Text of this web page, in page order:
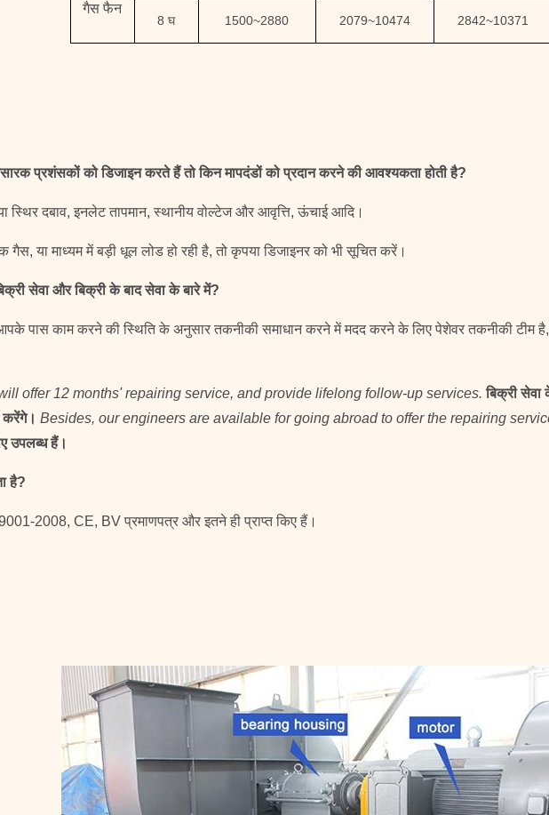
गैस फैन
8 घ 1500~2880 2079~10474 2842~10371
प्रशंसकों को डिजाइन करते हैं तो किन मापदंडों को प्रदान करने की आवश्यकता होती है?
स्थिर दबाव, इनलेट तापमान, स्थानीय वोल्टेज और आवृत्ति, ऊंचाई आदि।
या माध्यम में बड़ी धूल लोड हो रही है, तो कृपया डिजाइनर को भी सूचित करें।
सेवा और बिक्री के बाद सेवा के बारे में?
पास काम करने की स्थिति के अनुसार तकनीकी समाधान करने में मदद करने के लिए पेशेवर तकनीकी टीम
offer 12 months' repairing service, and provide lifelong follow-up services. बिक्री
करेंगे। Besides, our engineers are available for going abroad to offer the repairing
उपलब्ध हैं।
है?
2008, CE, BV प्रमाणपत्र और इतने ही प्राप्त किए हैं।